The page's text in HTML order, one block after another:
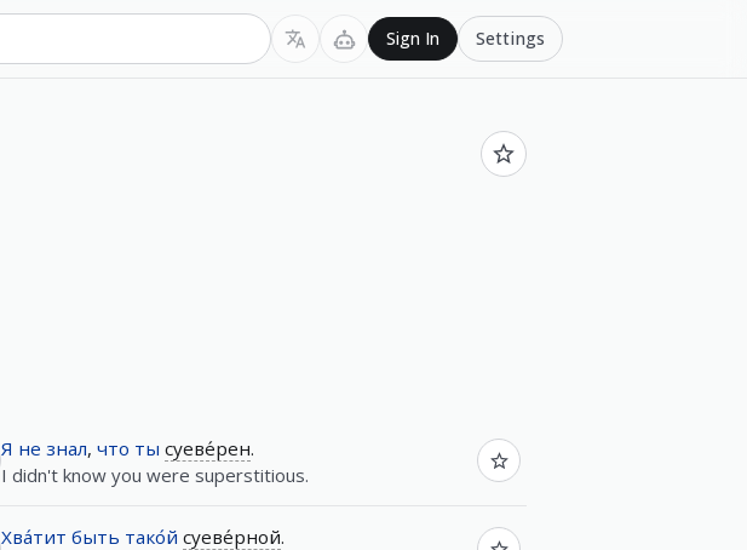
Sign In Settings
Я не знал, что ты суеве́рен.
I didn't know you were superstitious.
Хва́тит быть тако́й суеве́рной.